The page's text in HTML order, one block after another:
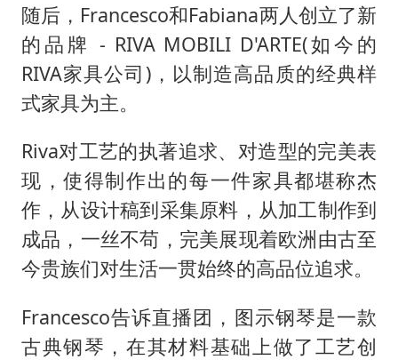
随后，Francesco和Fabiana两人创立了新
的品牌 - RIVA MOBILI D'ARTE(如今的
RIVA家具公司)，以制造高品质的经典样
式家具为主。
Riva对工艺的执著追求、对造型的完美表
现，使得制作出的每一件家具都堪称杰
作，从设计稿到采集原料，从加工制作到
成品，一丝不苟，完美展现着欧洲由古至
今贵族们对生活一贯始终的高品位追求。
Francesco告诉直播团，图示钢琴是一款
古典钢琴，在其材料基础上做了工艺创